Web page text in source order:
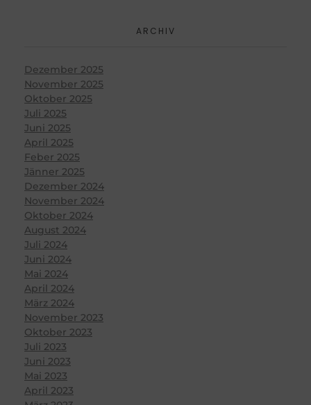
ARCHIV
Dezember 2025
November 2025
Oktober 2025
Juli 2025
Juni 2025
April 2025
Feber 2025
Jänner 2025
Dezember 2024
November 2024
Oktober 2024
August 2024
Juli 2024
Juni 2024
Mai 2024
April 2024
März 2024
November 2023
Oktober 2023
Juli 2023
Juni 2023
Mai 2023
April 2023